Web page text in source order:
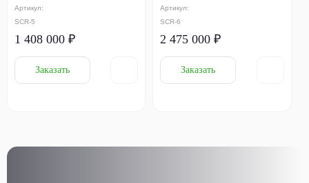
Артикул:
SCR-5
1 408 000 ₽
Заказать
Артикул:
SCR-6
2 475 000 ₽
Заказать